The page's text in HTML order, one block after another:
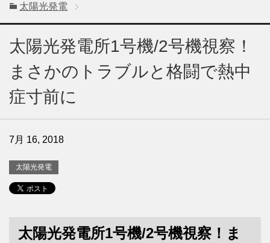
太陽光発電
太陽光発電所1号機/2号機視察！
まさかのトラブルと格闘で熱中
症寸前に
7月 16, 2018
太陽光発電
太陽光発電所1号機/2号機視察！ま